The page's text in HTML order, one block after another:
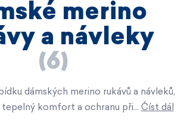
merino
a návleky
(6)
dámských merino rukávů a návleků,
komfort a ochranu při… Číst dál